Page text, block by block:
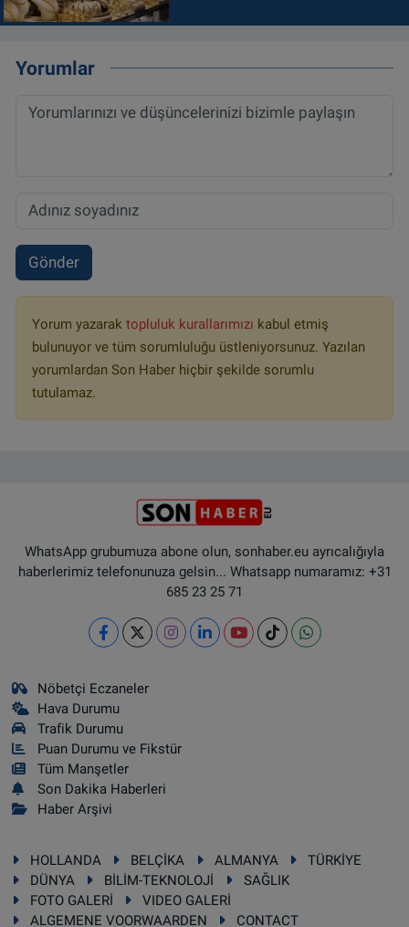
Yorumlar
Gönder
Yorum yazarak topluluk kurallarımızı kabul etmiş
bulunuyor ve tüm sorumluluğu üstleniyorsunuz. Yazılan
yorumlardan Son Haber hiçbir şekilde sorumlu
tutulamaz.
WhatsApp grubumuza abone olun, sonhaber.eu ayrıcalığıyla
haberlerimiz telefonunuza gelsin... Whatsapp numaramız: +31
685 23 25 71
Nöbetçi Eczaneler
Hava Durumu
Trafik Durumu
Puan Durumu ve Fikstür
Tüm Manşetler
Son Dakika Haberleri
Haber Arşivi
HOLLANDA BELÇİKA ALMANYA
TÜRKİYE
DÜNYA
BİLİM-TEKNOLOJİ
SAĞLIK
FOTO GALERİ
VIDEO GALERİ
ALGEMENE VOORWAARDEN
CONTACT